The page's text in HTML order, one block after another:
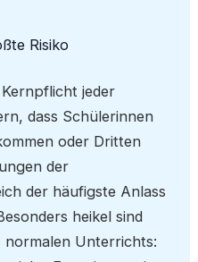
Risiko
jeder
dass Schülerinnen
oder Dritten
der
der häufigste Anlass
heikel sind
normalen Unterrichts: